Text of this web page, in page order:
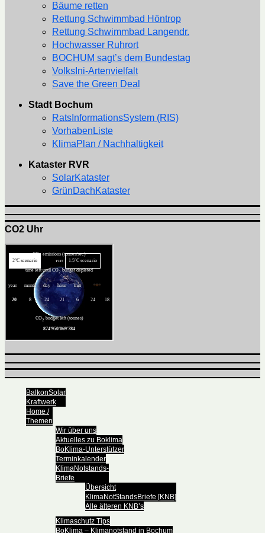
Bäume retten
Rettung Schwimmbad Höntrop
Rettung Schwimmbad Langendr.
Hochwasser Ruhrort
BOCHUM sagt’s dem Bundestag
VolksIni-Artenvielfalt
Save the Green Deal
Stadt Bochum
RatsInformationsSystem (RIS)
VorhabenListe
KlimaPlan / Nachhaltigkeit
Kataster RVR
SolarKataster
GrünDachKataster
CO2 Uhr
BalkonSolar
Kraftwerk
Home /
Themen
Wir über uns
Aktuelles zu Boklima
BoKlima-Unterstützer
Terminkalender
KlimaNotstands-
Briefe
Übersicht
KlimaNotStandsBriefe [KNB]
Alle älteren KNB’s
Klimaschutz Tips
BoKlima – Klimanotstand in Bochum